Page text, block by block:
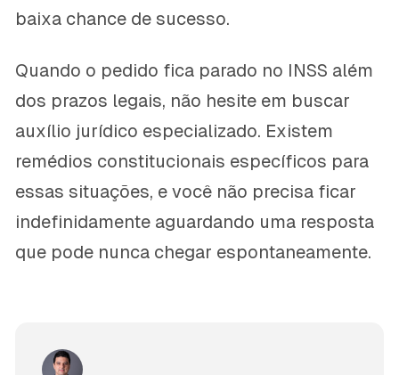
baixa chance de sucesso.
Quando o pedido fica parado no INSS além
dos prazos legais, não hesite em buscar
auxílio jurídico especializado. Existem
remédios constitucionais específicos para
essas situações, e você não precisa ficar
indefinidamente aguardando uma resposta
que pode nunca chegar espontaneamente.